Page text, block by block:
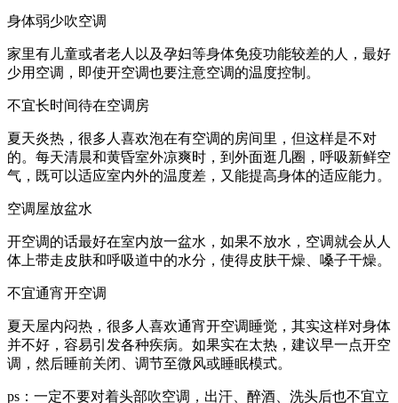
身体弱少吹空调
家里有儿童或者老人以及孕妇等身体免疫功能较差的人，最好
少用空调，即使开空调也要注意空调的温度控制。
不宜长时间待在空调房
夏天炎热，很多人喜欢泡在有空调的房间里，但这样是不对
的。每天清晨和黄昏室外凉爽时，到外面逛几圈，呼吸新鲜空
气，既可以适应室内外的温度差，又能提高身体的适应能力。
空调屋放盆水
开空调的话最好在室内放一盆水，如果不放水，空调就会从人
体上带走皮肤和呼吸道中的水分，使得皮肤干燥、嗓子干燥。
不宜通宵开空调
夏天屋内闷热，很多人喜欢通宵开空调睡觉，其实这样对身体
并不好，容易引发各种疾病。如果实在太热，建议早一点开空
调，然后睡前关闭、调节至微风或睡眠模式。
ps：一定不要对着头部吹空调，出汗、醉酒、洗头后也不宜立